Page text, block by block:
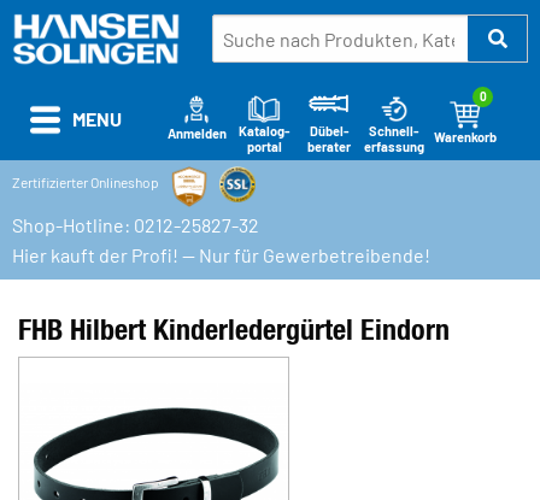
Warenkorb
0
Schnell-
erfassung
Dübel-
berater
Katalog-
portal
Anmelden
Zertifizierter Onlineshop
Shop-Hotline: 0212-25827-32
Hier kauft der Profi! — Nur für Gewerbetreibende!
MENU
FHB Hilbert Kinderledergürtel Eindorn